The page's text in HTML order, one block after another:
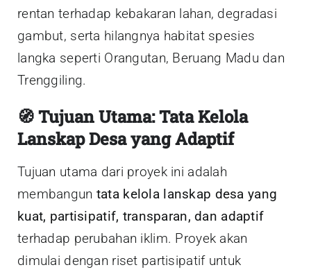
rentan terhadap kebakaran lahan, degradasi
gambut, serta hilangnya habitat spesies
langka seperti Orangutan, Beruang Madu dan
Trenggiling.
🧭Tujuan Utama: Tata Kelola
Lanskap Desa yang Adaptif
Tujuan utama dari proyek ini adalah
membangun tata kelola lanskap desa yang
kuat, partisipatif, transparan, dan adaptif
terhadap perubahan iklim. Proyek akan
dimulai dengan riset partisipatif untuk